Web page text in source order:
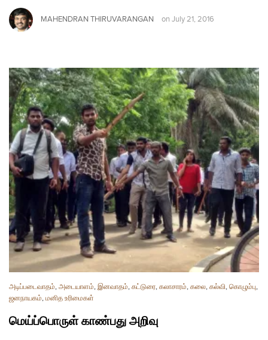
MAHENDRAN THIRUVARANGAN on July 21, 2016
அடிப்படைவாதம், அடையாளம், இனவாதம், கட்டுரை, கலாசாரம், கலை, கல்வி, கொழும்பு,
ஜனநாயகம், மனித உரிமைகள்
மெய்ப்பொருள் காண்பது அறிவு